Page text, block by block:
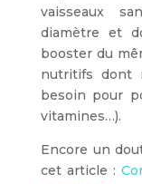
vaisseaux
diamètre et
booster du
nutritifs dont
besoin pour
vitamines…).
Encore un
cet article :